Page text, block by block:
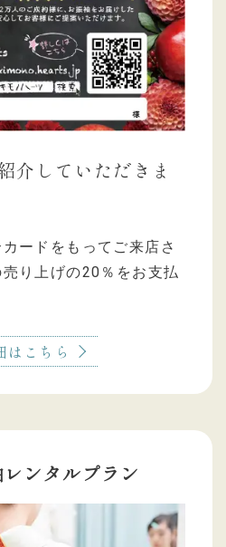
介していただきま
ードをもってご来店さ
り上げの20％をお支払
はこちら
ンタルプラン